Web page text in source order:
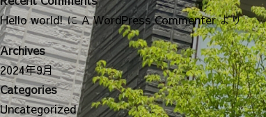
ョ
ン
Hello world!にA WordPress Commenterより
Archives
2024年9月
Categories
Uncategorized